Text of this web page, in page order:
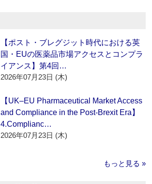
【ポスト・ブレグジット時代における英
国・EUの医薬品市場アクセスとコンプラ
イアンス】第4回…
2026年07月23日 (木)
【UK–EU Pharmaceutical Market Access
and Compliance in the Post-Brexit Era】
4.Complianc…
2026年07月23日 (木)
もっと見る »